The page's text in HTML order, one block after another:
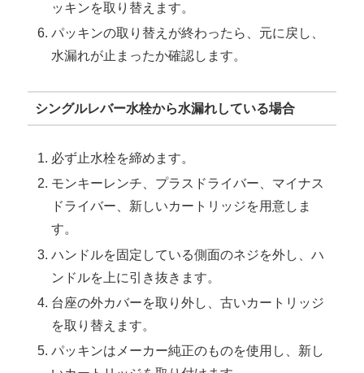
ッキンを取り替えます。
パッキンの取り替えが終わったら、元に戻し、
水漏れが止まったか確認します。
シングルレバー水栓から水漏れしている場合
必ず止水栓を締めます。
モンキーレンチ、プラスドライバー、マイナス
ドライバー、新しいカートリッジを用意しま
す。
ハンドルを固定している側面のネジを外し、ハ
ンドルを上に引き抜きます。
台座の外カバーを取り外し、古いカートリッジ
を取り替えます。
パッキンはメーカー純正のものを使用し、新し